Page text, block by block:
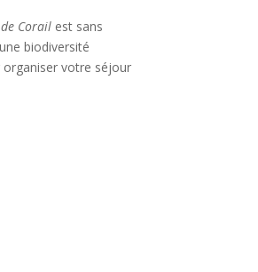
Corail est sans
biodiversité
organiser votre séjour